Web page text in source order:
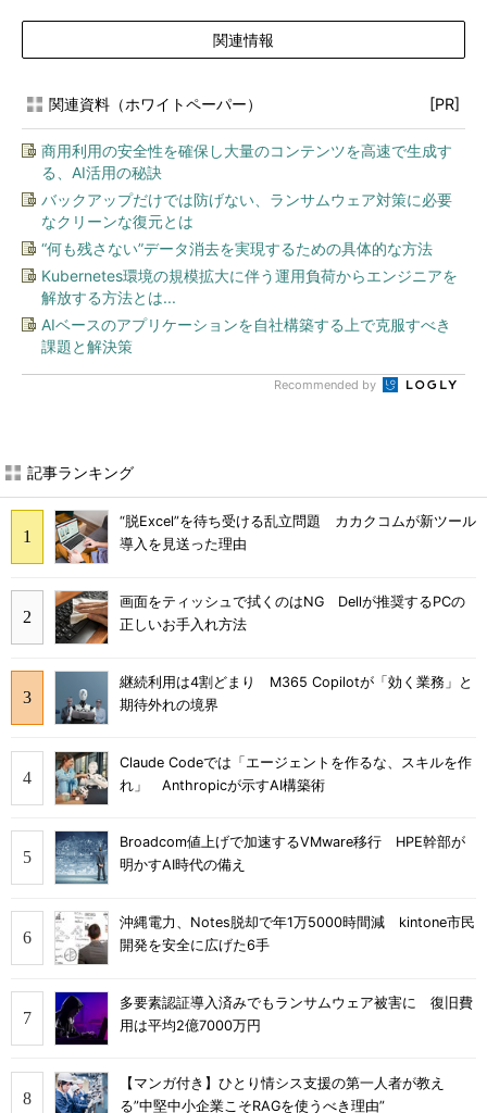
関連情報
関連資料（ホワイトペーパー） [PR]
商用利用の安全性を確保し大量のコンテンツを高速で生成す
る、AI活用の秘訣
バックアップだけでは防げない、ランサムウェア対策に必要
なクリーンな復元とは
“何も残さない”データ消去を実現するための具体的な方法
Kubernetes環境の規模拡大に伴う運用負荷からエンジニアを
解放する方法とは...
AIベースのアプリケーションを自社構築する上で克服すべき
課題と解決策
Recommended by
記事ランキング
“脱Excel”を待ち受ける乱立問題 カカクコムが新ツール
導入を見送った理由
画面をティッシュで拭くのはNG Dellが推奨するPCの
正しいお手入れ方法
継続利用は4割どまり M365 Copilotが「効く業務」と
期待外れの境界
Claude Codeでは「エージェントを作るな、スキルを作
れ」 Anthropicが示すAI構築術
Broadcom値上げで加速するVMware移行 HPE幹部が
明かすAI時代の備え
沖縄電力、Notes脱却で年1万5000時間減 kintone市民
開発を安全に広げた6手
多要素認証導入済みでもランサムウェア被害に 復旧費
用は平均2億7000万円
【マンガ付き】ひとり情シス支援の第一人者が教え
る”中堅中小企業こそRAGを使うべき理由”